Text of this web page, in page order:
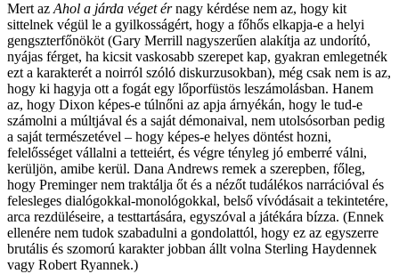
Mert az Ahol a járda véget érnagy kérdése nem az, hogy kit
sittelnek végül le a gyilkosságért, hogy a főhős elkapja-e a helyi
gengszterfőnököt (Gary Merrill nagyszerűen alakítja az undorító,
nyájas férget, ha kicsit vaskosabb szerepet kap, gyakran emlegetnék
ezt a karakterét a noirról szóló diskurzusokban), még csak nem is az,
hogy ki hagyja ott a fogát egy lőporfüstös leszámolásban. Hanem
az, hogy Dixon képes-e túlnőni az apja árnyékán, hogy le tud-e
számolni a múltjával és a saját démonaival, nem utolsósorban pedig
a saját természetével – hogy képes-e helyes döntést hozni,
felelősséget vállalni a tetteiért, és végre tényleg jó emberré válni,
kerüljön, amibe kerül. Dana Andrews remek a szerepben, főleg,
hogy Preminger nem traktálja őt és a nézőt tudálékos narrációval és
felesleges dialógokkal-monológokkal, belső vívódásait a tekintetére,
arca rezdüléseire, a testtartására, egyszóval a játékára bízza. (Ennek
ellenére nem tudok szabadulni a gondolattól, hogy ez az egyszerre
brutális és szomorú karakter jobban állt volna Sterling Haydennek
vagy Robert Ryannek.)